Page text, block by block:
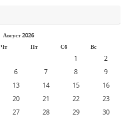
Август 2026
Чт Пт Сб Вс
1
2
6 7 8
9
13 14 15
16
20 21 22
23
27 28 29
30